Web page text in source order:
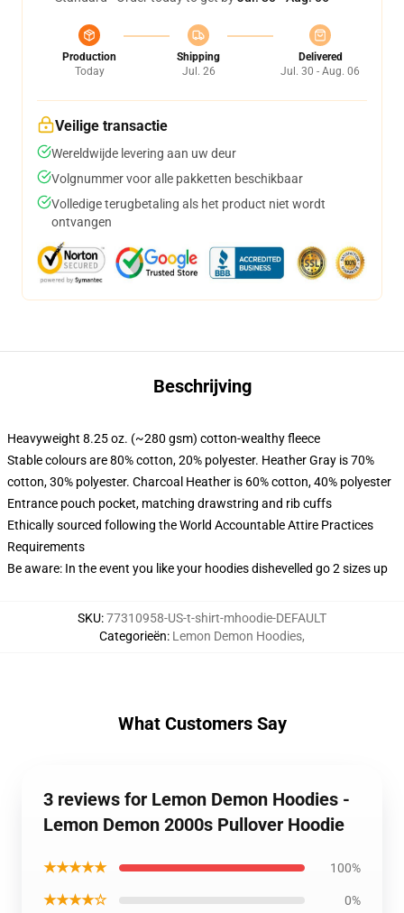
Production
Today
Shipping
Jul. 26
Delivered
Jul. 30 - Aug. 06
Veilige transactie
Wereldwijde levering aan uw deur
Volgnummer voor alle pakketten beschikbaar
Volledige terugbetaling als het product niet wordt
ontvangen
Beschrijving
Heavyweight 8.25 oz. (~280 gsm) cotton-wealthy fleece
Stable colours are 80% cotton, 20% polyester. Heather Gray is 70%
cotton, 30% polyester. Charcoal Heather is 60% cotton, 40% polyester
Entrance pouch pocket, matching drawstring and rib cuffs
Ethically sourced following the World Accountable Attire Practices
Requirements
Be aware: In the event you like your hoodies dishevelled go 2 sizes up
SKU:77310958-US-t-shirt-mhoodie-DEFAULT
Categorieën: Lemon Demon Hoodies,
What Customers Say
3 reviews for Lemon Demon Hoodies -
Lemon Demon 2000s Pullover Hoodie
★★★★★ 100%
★★★★☆ 0%